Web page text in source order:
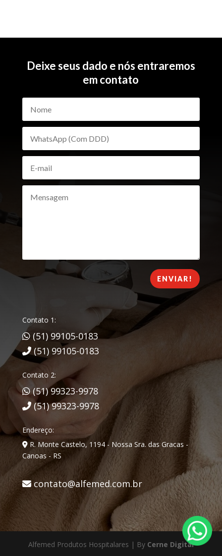
Deixe seus dado e nós entraremos
em contato
ENVIAR!
Contato 1:
(51) 99105-0183
(51) 99105-0183
Contato 2:
(51) 99323-9978
(51) 99323-9978
Endereço:
R. Monte Castelo, 1194 - Nossa Sra. das Gracas -
Canoas - RS
contato@alfemed.com.br
Alfemed Produtos Hospitalares | By Cerne Digital